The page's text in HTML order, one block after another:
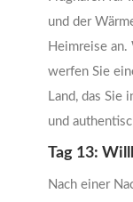
und der
Heimreise an.
werfen Sie
Land, das Sie
und
Tag 13:
Nach einer